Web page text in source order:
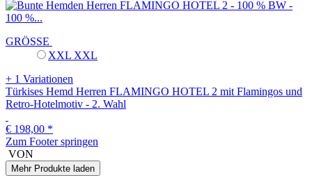
GRÖSSE
XXL XXL
+ 1 Variationen
Türkises Hemd Herren FLAMINGO HOTEL 2 mit Flamingos und
Retro-Hotelmotiv - 2. Wahl
€ 198,00 *
Zum Footer springen
VON
Mehr Produkte laden